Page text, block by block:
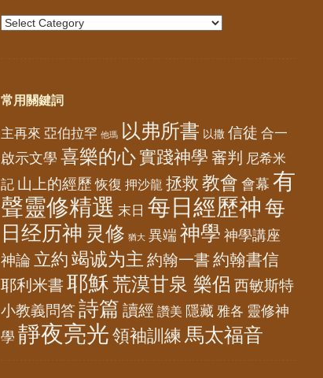
常用關鍵詞
主再來 亞伯拉罕 他瑪 以弗所書 以撒 信徒 合一
啟示文學 喜樂的心實踐神學 審判 尼希米
記 山上的經歷 恢復 押沙龍 拯救 教會 會幕 有
聲靈修精選 末日 每日經歷神 每
日经历神 灵修 猶大 異端 神學 神學講座
神論 立約 竭诚为主 約翰一書 約翰書信
耶利米書 耶穌荒漠甘泉 樂侶 西敏斯特
小教義問答詩篇 讀經 讚美 隱藏 雅各 靈修神
學 靜夜亮光 領袖訓練 馬太福音